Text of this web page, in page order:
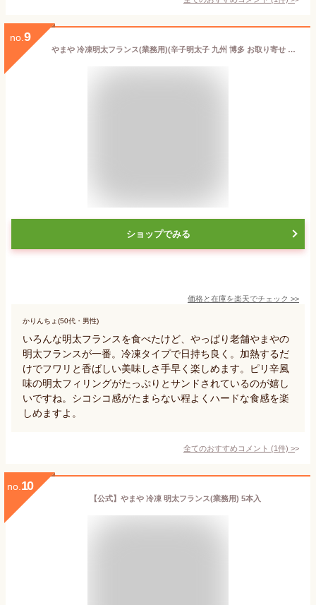
no. 9
やまや 冷凍明太フランス(業務用)(辛子明太子 九州 博多 お取り寄せ 明太フランス パン)
ショップでみる
価格と在庫を楽天でチェック >>
かりんちょ(50代・男性)
いろんな明太フランスを食べたけど、やっぱり老舗やまやの
明太フランスが一番。冷凍タイプで日持ち良く。加熱するだ
けでフワリと香ばしい美味しさ手早く楽しめます。ピリ辛風
味の明太フィリングがたっぷりとサンドされているのが嬉し
いですね。シコシコ感がたまらない程よくハードな食感を楽
しめますよ。
全てのおすすめコメント (1件) >
no. 10
【公式】やまや 冷凍 明太フランス(業務用) 5本入